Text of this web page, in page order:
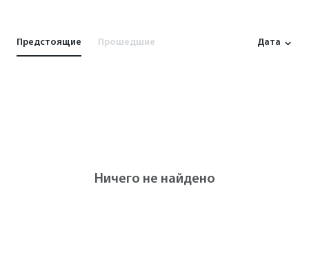
Предстоящие Прошедшие Дата
Ничего не найдено